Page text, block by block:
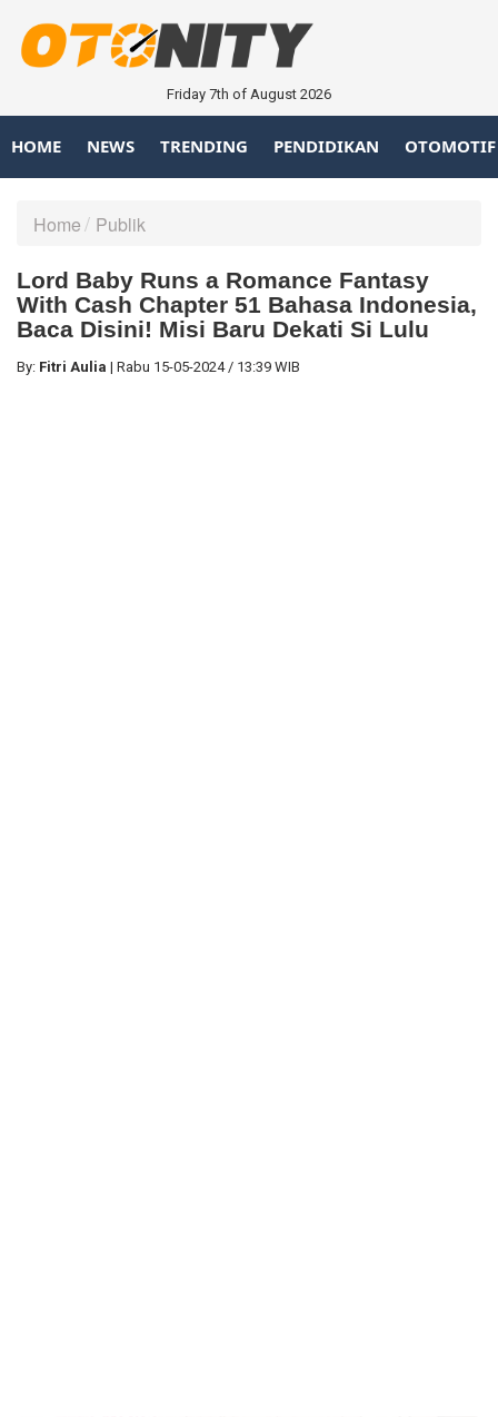
Friday 7th of August 2026
HOME NEWS TRENDING PENDIDIKAN OTOMOTIF
Home Publik
Lord Baby Runs a Romance Fantasy
With Cash Chapter 51 Bahasa Indonesia,
Baca Disini! Misi Baru Dekati Si Lulu
By: Fitri Aulia | Rabu 15-05-2024 / 13:39 WIB